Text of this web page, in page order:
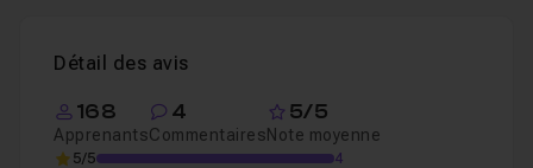
vos connaissances en fin de vidéo
Pour découvrir les autres outils d'Affinity Photo 2
découvrez la formation dédiée.
Détail des avis
168
Apprenants
4
Commentaires
5/5
Note moyenne
5/5
4